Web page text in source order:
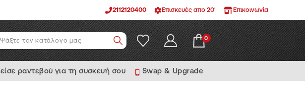
2112120400 Επισκευές απο 20' Επικοινωνία
0
ραντεβού για τη συσκευή σου Swap & Upgrade